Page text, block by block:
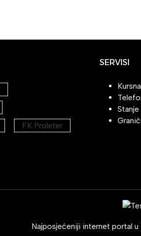
FK Proleter
SERVISI
Stanje
Najposjećeniji internet portal u